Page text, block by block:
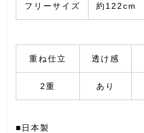
フリーサイズ 約122cm
重ね仕立 透け感
2重 あり
■日本製